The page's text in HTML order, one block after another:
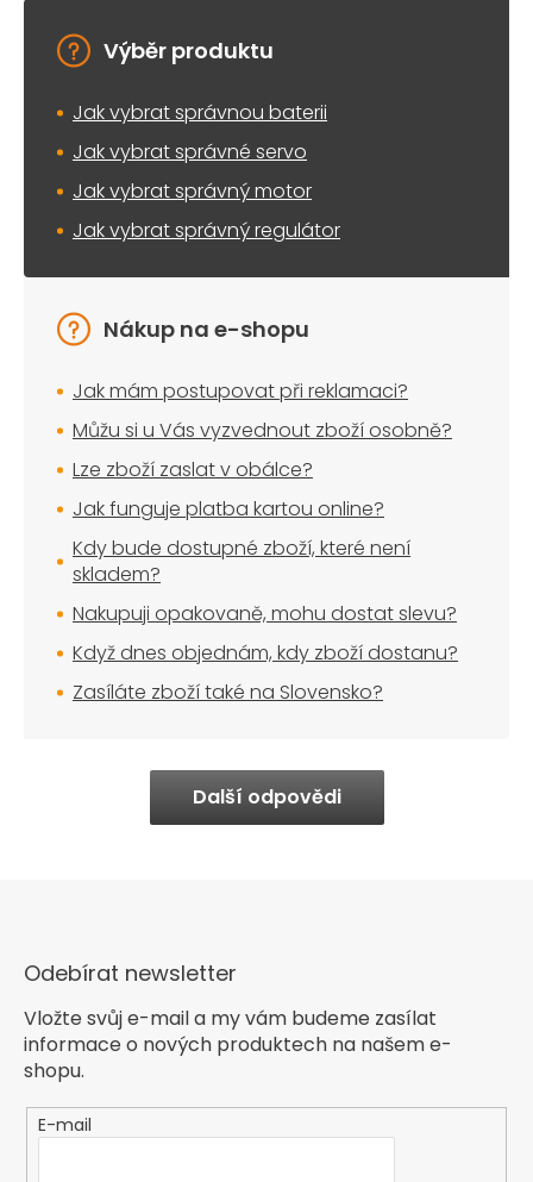
Výběr produktu
Jak vybrat správnou baterii
Jak vybrat správné servo
Jak vybrat správný motor
Jak vybrat správný regulátor
Nákup na e-shopu
Jak mám postupovat při reklamaci?
Můžu si u Vás vyzvednout zboží osobně?
Lze zboží zaslat v obálce?
Jak funguje platba kartou online?
Kdy bude dostupné zboží, které není
skladem?
Nakupuji opakovaně, mohu dostat slevu?
Když dnes objednám, kdy zboží dostanu?
Zasíláte zboží také na Slovensko?
Další odpovědi
Odebírat newsletter
Vložte svůj e-mail a my vám budeme zasílat
informace o nových produktech na našem e-
shopu.
E-mail